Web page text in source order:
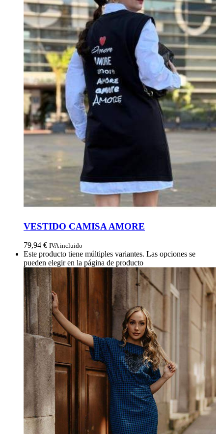
VESTIDO CAMISA AMORE
79,94 € IVA incluido
Este producto tiene múltiples variantes. Las opciones se
pueden elegir en la página de producto